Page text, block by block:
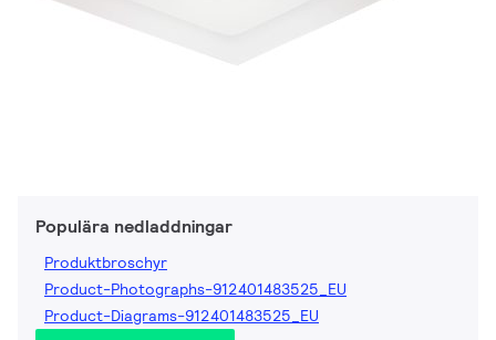
Populära nedladdningar
Produktbroschyr
Product-Photographs-912401483525_EU
Product-Diagrams-912401483525_EU